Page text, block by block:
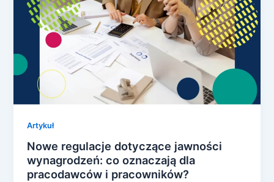
Artykuł
Nowe regulacje dotyczące jawności
wynagrodzeń: co oznaczają dla
pracodawców i pracowników?